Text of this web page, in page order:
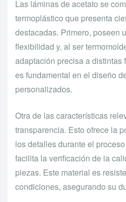
Las láminas de acetato se
termoplástico que presenta
destacadas. Primero, poseen
flexibilidad y, al ser
adaptación precisa a distintas
es fundamental en el diseño
personalizados.
Otra de las características
transparencia. Esto ofrece la
los detalles durante el
facilita la verificación de la
piezas. Este material es
condiciones, asegurando su